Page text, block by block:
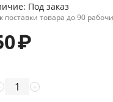
Под заказ
поставки товара до 90
₽
+